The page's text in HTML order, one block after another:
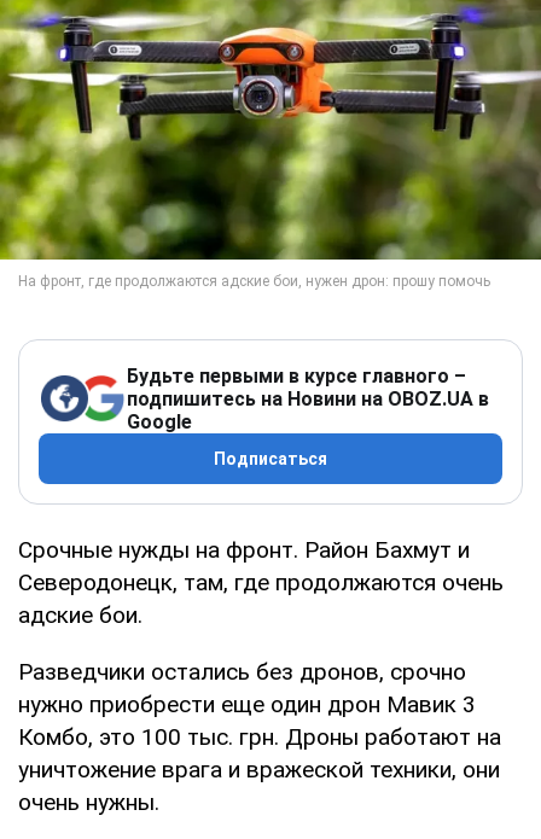
Будьте первыми в курсе главного –
подпишитесь на Новини на OBOZ.UA в
Google
Подписаться
Срочные нужды на фронт. Район Бахмут и
Северодонецк, там, где продолжаются очень
адские бои.
Разведчики остались без дронов, срочно
нужно приобрести еще один дрон Мавик 3
Комбо, это 100 тыс. грн. Дроны работают на
уничтожение врага и вражеской техники, они
очень нужны.